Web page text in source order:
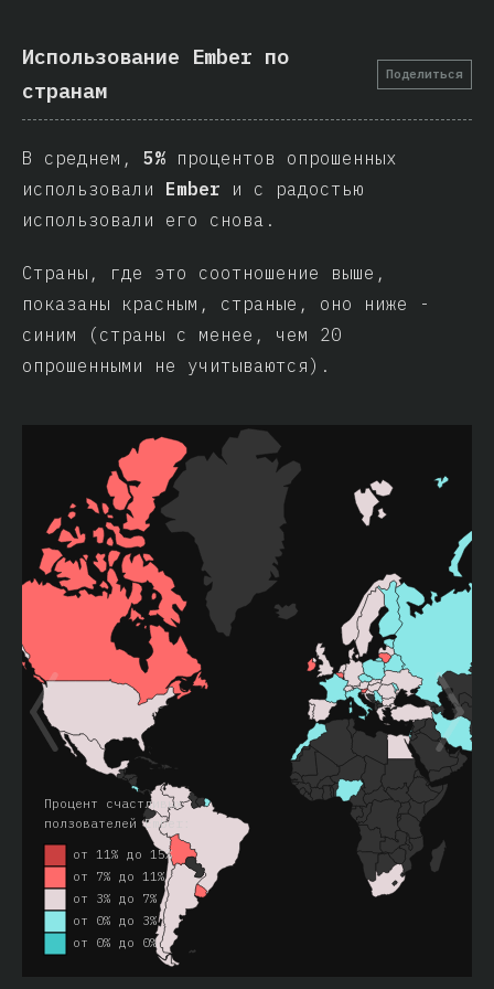
Использование Ember по
странам
Поделиться
В среднем, 5% процентов опрошенных
использовали Ember и с радостью
использовали его снова.
Страны, где это соотношение выше,
показаны красным, страные, оно ниже -
синим (страны с менее, чем 20
опрошенными не учитываются).